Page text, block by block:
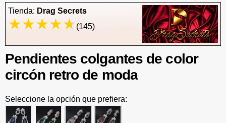
Tienda: Drag Secrets
(145)
Pendientes colgantes de color
circón retro de moda
Seleccione la opción que prefiera: